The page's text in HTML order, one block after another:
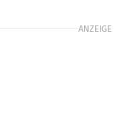
ANZEIGE